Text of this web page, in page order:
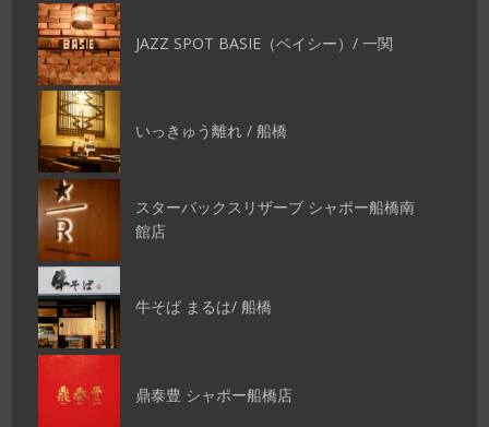
JAZZ SPOT BASIE（ベイシー）/ 一関
いっきゅう離れ / 船橋
スターバックスリザーブ シャポー船橋南
館店
牛そば まるは/ 船橋
鼎泰豊 シャポー船橋店